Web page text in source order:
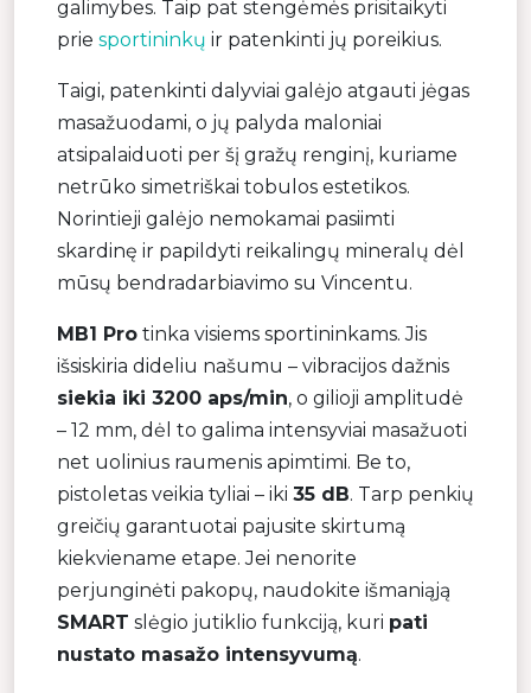
galimybes. Taip pat stengėmės prisitaikyti
prie sportininkų ir patenkinti jų poreikius.
Taigi, patenkinti dalyviai galėjo atgauti jėgas
masažuodami, o jų palyda maloniai
atsipalaiduoti per šį gražų renginį, kuriame
netrūko simetriškai tobulos estetikos.
Norintieji galėjo nemokamai pasiimti
skardinę ir papildyti reikalingų mineralų dėl
mūsų bendradarbiavimo su Vincentu.
MB1 Pro tinka visiems sportininkams. Jis
išsiskiria dideliu našumu – vibracijos dažnis
siekia iki 3200 aps/min, o gilioji amplitudė
– 12 mm, dėl to galima intensyviai masažuoti
net uolinius raumenis apimtimi. Be to,
pistoletas veikia tyliai – iki 35 dB. Tarp penkių
greičių garantuotai pajusite skirtumą
kiekviename etape. Jei nenorite
perjunginėti pakopų, naudokite išmaniąją
SMART slėgio jutiklio funkciją, kuri pati
nustato masažo intensyvumą.